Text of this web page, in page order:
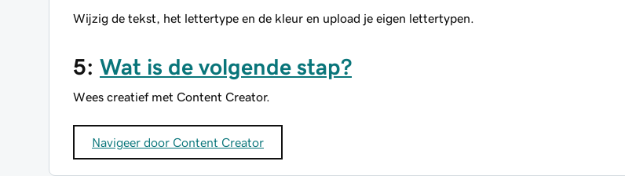
Wijzig de tekst, het lettertype en de kleur en upload je eigen lettertypen.
5: Wat is de volgende stap?
Wees creatief met Content Creator.
Navigeer door Content Creator